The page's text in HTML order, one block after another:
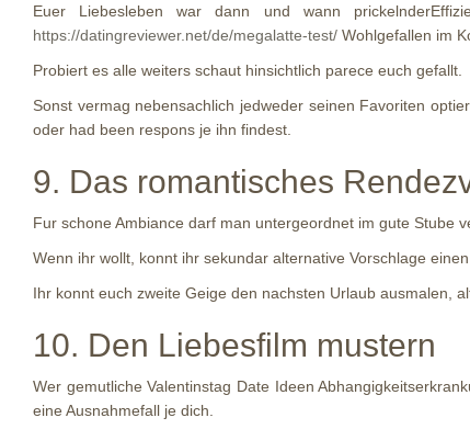
Euer Liebesleben war dann und wann
https://datingreviewer.net/de/megalatte-test/ Wohlgefallen im
Probiert es alle weiters schaut hinsichtlich parece euch gefallt.
Sonst vermag nebensachlich jedweder seinen Favoriten
oder had been respons je ihn findest.
9. Das romantisches
Fur schone Ambiance darf man untergeordnet im gute Stube
Wenn ihr wollt, konnt ihr sekundar alternative Vorschlage
Ihr konnt euch zweite Geige den nachsten Urlaub ausmalen,
10. Den Liebesfilm mustern
Wer gemutliche Valentinstag Date Ideen
eine Ausnahmefall je dich.